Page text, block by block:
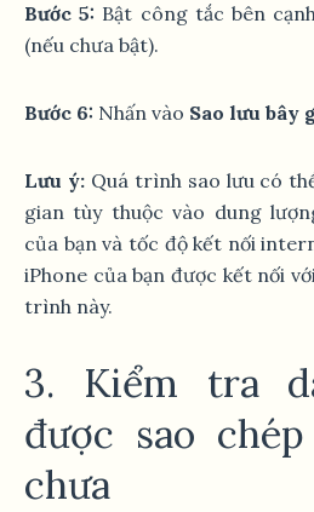
Bước 5: Bật công tắc bên
(nếu chưa bật).
Bước 6: Nhấn vào Sao lưu bây
Lưu ý:Quá trình sao lưu có
gian tùy thuộc vào dung
của bạn và tốc độ kết nối
iPhone của bạn được kết nối
trình này.
3. Kiểm tra
được sao
chưa